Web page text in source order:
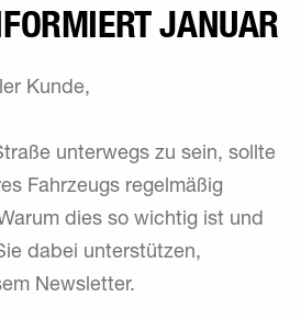
JANUAR
Kunde,
unterwegs zu sein, sollte
Fahrzeugs regelmäßig
dies so wichtig ist und
dabei unterstützen,
Newsletter.